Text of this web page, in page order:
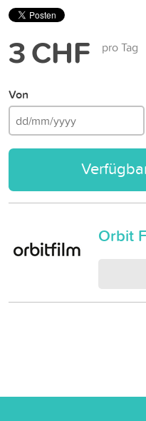
3 CHF pro Tag
Von
Orbit